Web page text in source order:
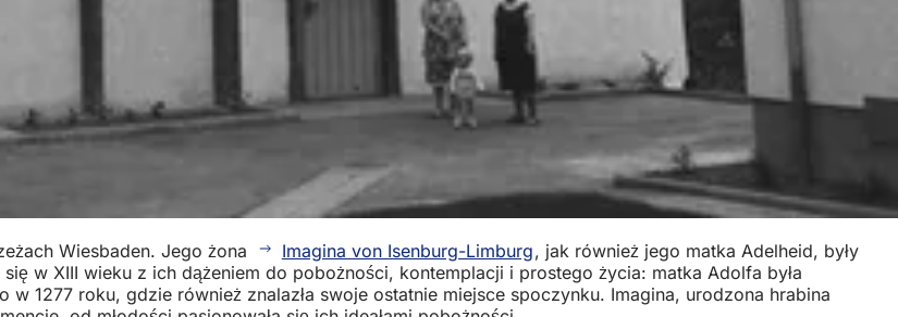
Wiesbaden. Jego żona
Imagina von Isenburg-Limburg, jak również jego matka Adelheid, były
w XIII wieku z ich dążeniem do pobożności, kontemplacji i prostego życia: matka Adolfa była
1277 roku, gdzie również znalazła swoje ostatnie miejsce spoczynku. Imagina, urodzona hrabina